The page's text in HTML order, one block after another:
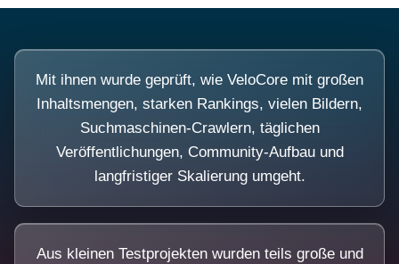
Mit ihnen wurde geprüft, wie VeloCore mit großen
Inhaltsmengen, starken Rankings, vielen Bildern,
Suchmaschinen-Crawlern, täglichen
Veröffentlichungen, Community-Aufbau und
langfristiger Skalierung umgeht.
Aus kleinen Testprojekten wurden teils große und